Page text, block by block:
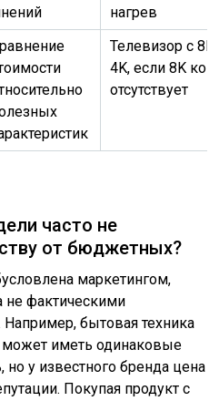
нагрев
Телевизор с 8K
4K, если 8K
отсутствует
часто не
от бюджетных?
маркетингом,
не фактическими
Например, бытовая техника
может иметь одинаковые
у известного бренда цена
Покупая продукт с